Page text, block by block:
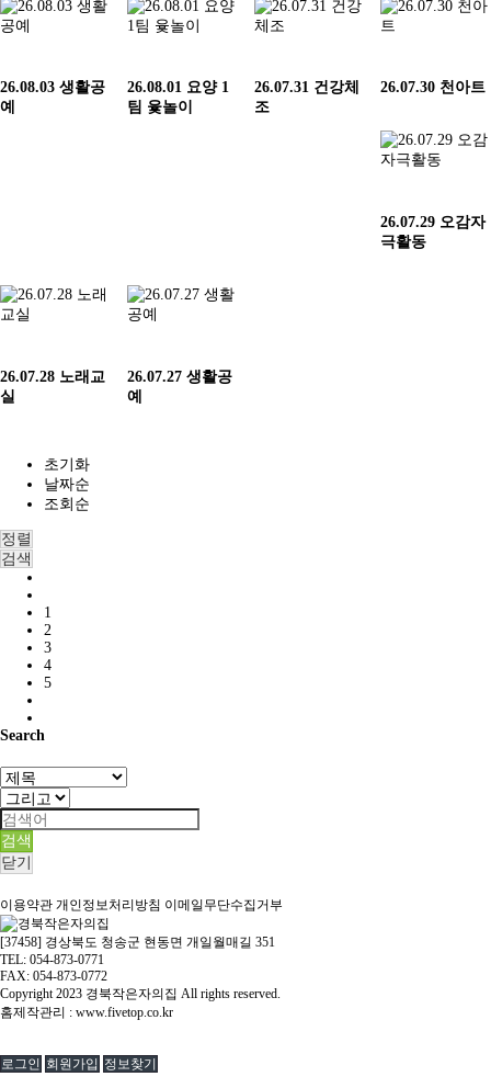
26.08.03 생활공
예
26.08.01 요양 1
팀 윷놀이
26.07.31 건강체
조
26.07.30 천아트
26.07.29 오감자
극활동
26.07.28 노래교
실
26.07.27 생활공
예
초기화
날짜순
조회순
정렬
검색
1
2
3
4
5
Search
검색
닫기
이용약관 개인정보처리방침 이메일무단수집거부
[37458] 경상북도 청송군 현동면 개일월매길 351
TEL: 054-873-0771
FAX: 054-873-0772
Copyright2023 경북작은자의집 All rights reserved.
홈제작관리 : www.fivetop.co.kr
로그인 회원가입 정보찾기